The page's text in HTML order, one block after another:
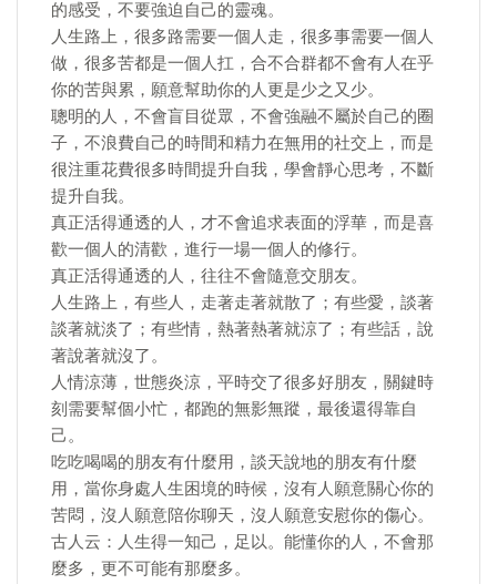
的感受，不要強迫自己的靈魂。
人生路上，很多路需要一個人走，很多事需要一個人
做，很多苦都是一個人扛，合不合群都不會有人在乎
你的苦與累，願意幫助你的人更是少之又少。
聰明的人，不會盲目從眾，不會強融不屬於自己的圈
子，不浪費自己的時間和精力在無用的社交上，而是
很注重花費很多時間提升自我，學會靜心思考，不斷
提升自我。
真正活得通透的人，才不會追求表面的浮華，而是喜
歡一個人的清歡，進行一場一個人的修行。
真正活得通透的人，往往不會隨意交朋友。
人生路上，有些人，走著走著就散了；有些愛，談著
談著就淡了；有些情，熱著熱著就涼了；有些話，說
著說著就沒了。
人情涼薄，世態炎涼，平時交了很多好朋友，關鍵時
刻需要幫個小忙，都跑的無影無蹤，最後還得靠自
己。
吃吃喝喝的朋友有什麼用，談天說地的朋友有什麼
用，當你身處人生困境的時候，沒有人願意關心你的
苦悶，沒人願意陪你聊天，沒人願意安慰你的傷心。
古人云：人生得一知己，足以。能懂你的人，不會那
麼多，更不可能有那麼多。